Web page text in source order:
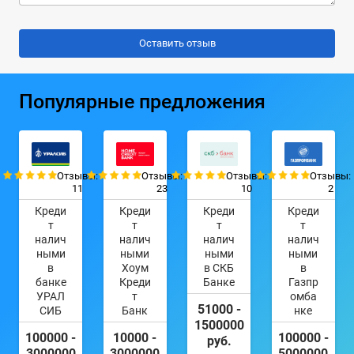
Популярные предложения
Отзывы:
11
Креди
т
налич
ными
в
банке
УРАЛ
СИБ
100000 -
Отзывы:
23
Креди
т
налич
ными
Хоум
Креди
т
Банк
10000 -
Отзывы:
10
Креди
т
налич
ными
в СКБ
Банке
51000 -
1500000
руб.
Отзывы:
2
Креди
т
налич
ными
в
Газпр
омба
нке
100000 -